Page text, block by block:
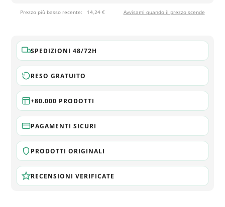
Prezzo più basso recente: 14,24 € Avvisami quando il prezzo scende
SPEDIZIONI 48/72H
RESO GRATUITO
+80.000 PRODOTTI
PAGAMENTI SICURI
PRODOTTI ORIGINALI
RECENSIONI VERIFICATE